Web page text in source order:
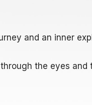
and an inner
the eyes and